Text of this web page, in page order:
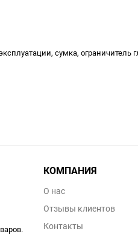
сумка, ограничитель
КОМПАНИЯ
О нас
Отзывы клиентов
Контакты